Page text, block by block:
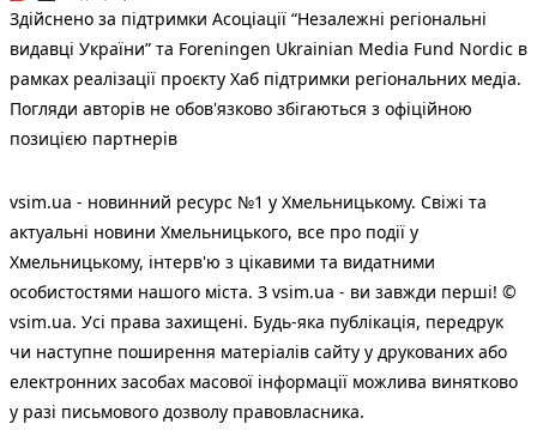
Здійснено за підтримки Асоціації “Незалежні регіональні
видавці України” та Foreningen Ukrainian Media Fund Nordic в
рамках реалізації проєкту Хаб підтримки регіональних медіа.
Погляди авторів не обов'язково збігаються з офіційною
позицією партнерів
vsim.ua - новинний ресурс №1 у Хмельницькому. Свіжі та
актуальні новини Хмельницького, все про події у
Хмельницькому, інтерв'ю з цікавими та видатними
особистостями нашого міста. З vsim.ua - ви завжди перші! ©
vsim.ua. Усі права захищені. Будь-яка публiкацiя, передрук
чи наступне поширення матеріалів сайту у друкованих або
електронних засобах масової інформації можлива винятково
у разі письмового дозволу правовласника.